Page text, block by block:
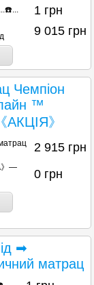
1 грн
9 015 грн
Чемпіон
™
АКЦІЯ》
2 915 грн
》—
0 грн
➡
матрац